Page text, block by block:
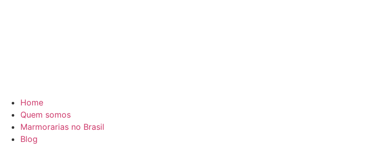
Home
Quem somos
Marmorarias no Brasil
Blog